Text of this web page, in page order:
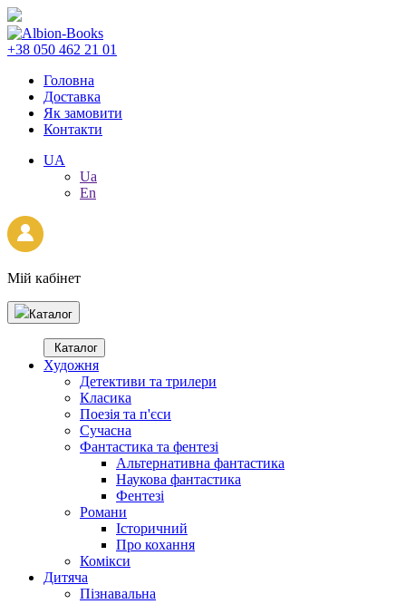
+38 050 462 21 01
Головна
Доставка
Як замовити
Контакти
UA
Ua
En
Мій кабінет
Каталог
Каталог
Художня
Детективи та трилери
Класика
Поезія та п'єси
Сучасна
Фантастика та фентезі
Альтернативна фантастика
Наукова фантастика
Фентезі
Романи
Історичний
Про кохання
Комікси
Дитяча
Пізнавальна